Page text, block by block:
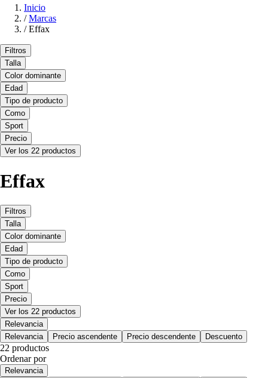
Inicio
/ Marcas
/ Effax
Filtros
Talla
Color dominante
Edad
Tipo de producto
Como
Sport
Precio
Ver los 22 productos
Effax
Filtros
Talla
Color dominante
Edad
Tipo de producto
Como
Sport
Precio
Ver los 22 productos
Relevancia
Relevancia
Precio ascendente Precio descendente Descuento
22 productos
Ordenar por
Relevancia